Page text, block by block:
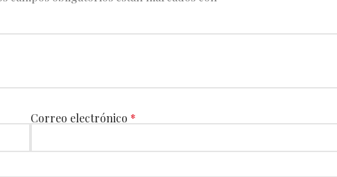
Correo electrónico *